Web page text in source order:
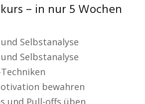
– in nur 5 Wochen
Selbstanalyse
Selbstanalyse
bewahren
und Pull-offs üben